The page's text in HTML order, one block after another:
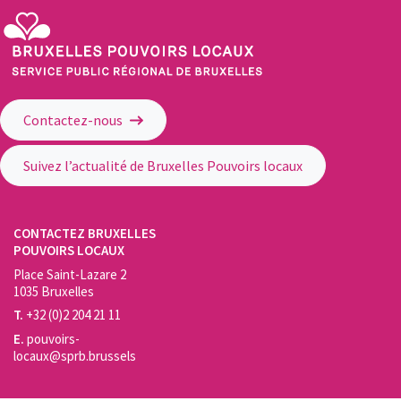
Contactez-nous
Suivez l’actualité de Bruxelles Pouvoirs locaux
CONTACTEZ BRUXELLES
POUVOIRS LOCAUX
Place Saint-Lazare 2
1035 Bruxelles
T. +32 (0)2 204 21 11
E. pouvoirs-
locaux@sprb.brussels